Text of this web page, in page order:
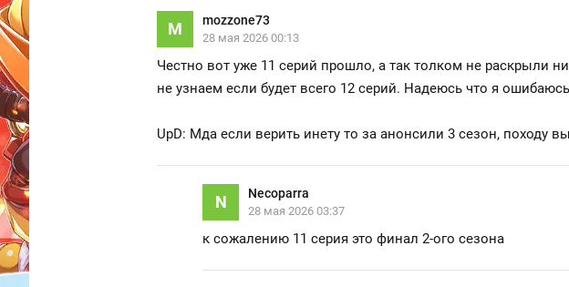
M mozzone73
28 мая 2026 00:13
Честно вот уже 11 серий прошло, а так толком не раскрыли
не узнаем если будет всего 12 серий. Надеюсь что я
UpD: Мда если верить инету то за анонсили 3 сезон, походу
N Necoparra
28 мая 2026 03:37
к сожалению 11 серия это финал 2-ого сезона